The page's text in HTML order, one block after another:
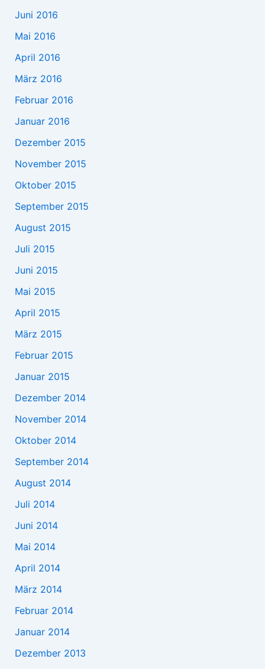
Juni 2016
Mai 2016
April 2016
März 2016
Februar 2016
Januar 2016
Dezember 2015
November 2015
Oktober 2015
September 2015
August 2015
Juli 2015
Juni 2015
Mai 2015
April 2015
März 2015
Februar 2015
Januar 2015
Dezember 2014
November 2014
Oktober 2014
September 2014
August 2014
Juli 2014
Juni 2014
Mai 2014
April 2014
März 2014
Februar 2014
Januar 2014
Dezember 2013